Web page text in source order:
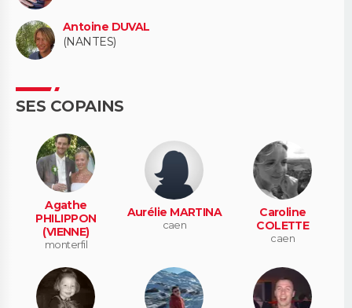
Antoine DUVAL
(NANTES)
SES COPAINS
Agathe
PHILIPPON
(VIENNE)
monterfil
Aurélie MARTINA
caen
Caroline
COLETTE
caen